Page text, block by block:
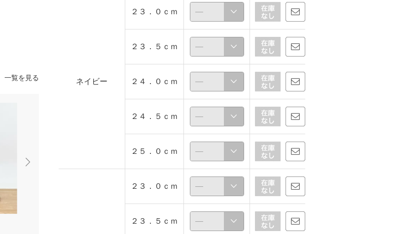
一覧を見る
めぐみ
ネイビー
２３．０ｃｍ
２３．５ｃｍ
２４．０ｃｍ
２４．５ｃｍ
２５．０ｃｍ
２３．０ｃｍ
２３．５ｃｍ